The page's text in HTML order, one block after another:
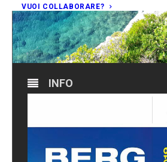
VUOI COLLABORARE?
INFO